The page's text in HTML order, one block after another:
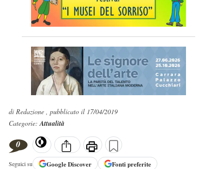
di Redazione , pubblicato il 17/04/2019
Categorie:Attualità
0
Seguici su GoogleDiscover Fonti preferite